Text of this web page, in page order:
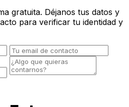
gratuita. Déjanos tus datos y
para verificar tu identidad y